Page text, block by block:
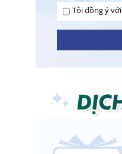
.
Tôi đồng ý với